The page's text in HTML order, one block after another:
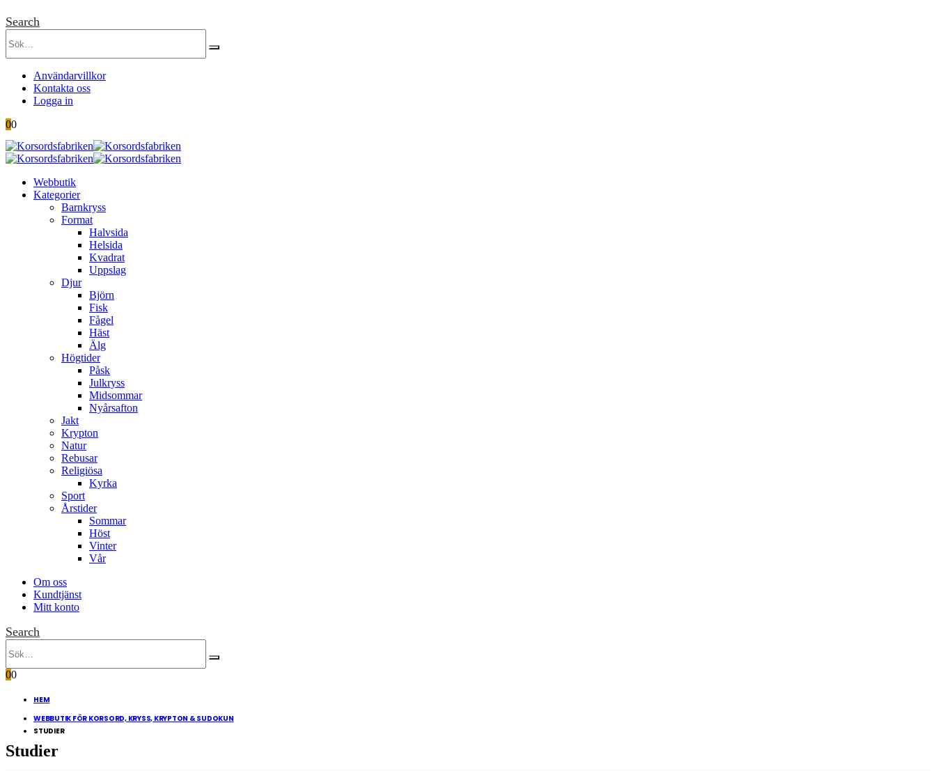
Search
Användarvillkor
Kontakta oss
Logga in
00
Webbutik
Kategorier
Barnkryss
Format
Halvsida
Helsida
Kvadrat
Uppslag
Djur
Björn
Fisk
Fågel
Häst
Älg
Högtider
Påsk
Julkryss
Midsommar
Nyårsafton
Jakt
Krypton
Natur
Rebusar
Religiösa
Kyrka
Sport
Årstider
Sommar
Höst
Vinter
Vår
Om oss
Kundtjänst
Mitt konto
Search
00
HEM
WEBBUTIK FÖR KORSORD, KRYSS, KRYPTON & SUDOKUN
STUDIER
Studier